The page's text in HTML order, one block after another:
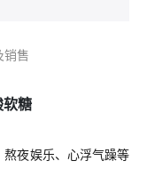
销售
糖
夜娱乐、心浮气躁等